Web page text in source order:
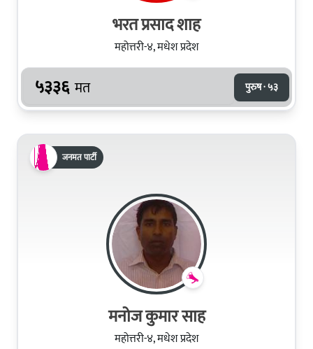
भरत प्रसाद शाह
महोत्तरी-४, मधेश प्रदेश
५३३६ मत पुरुष · ५३
जनमत पार्टी
मनोज कुमार साह
महोत्तरी-४, मधेश प्रदेश